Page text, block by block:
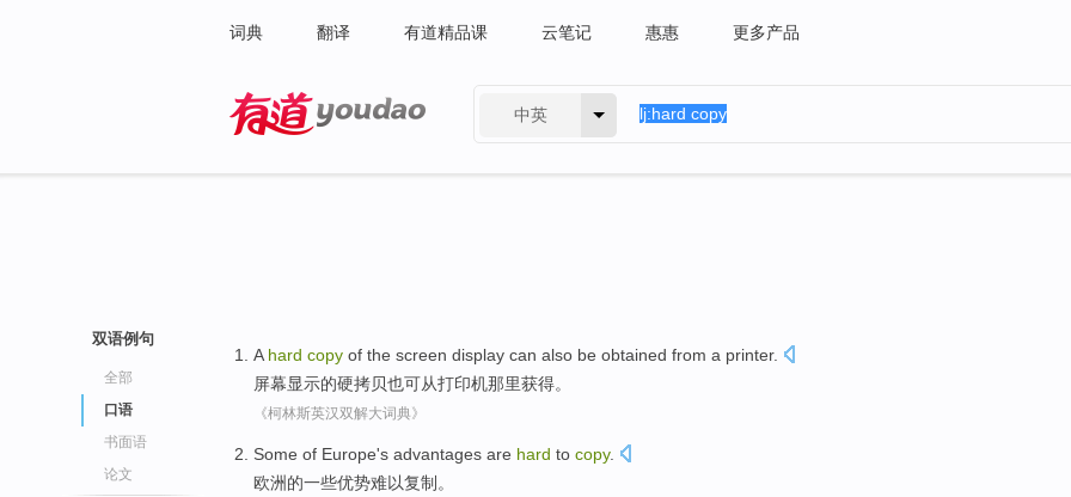
词典 翻译 有道精品课 云笔记 惠惠 更多产品
中英
双语例句
全部
口语
书面语
论文
A hard copy of the screen display can also be obtained from a printer.
屏幕显示的硬拷贝也可从打印机那里获得。
《柯林斯英汉双解大词典》
Some of Europe's advantages are hard to copy.
欧洲的一些优势难以复制 。